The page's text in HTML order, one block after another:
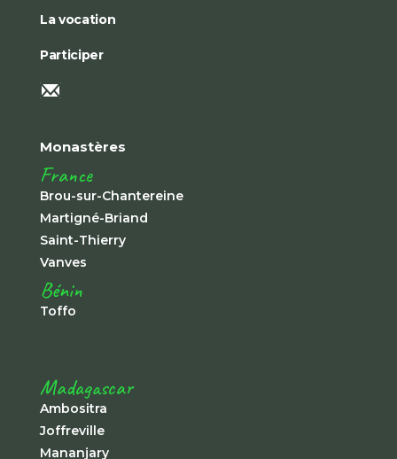
La vocation
Participer
Monastères
France
Brou-sur-Chantereine
Martigné-Briand
Saint-Thierry
Vanves
Bénin
Toffo
Madagascar
Ambositra
Joffreville
Mananjary